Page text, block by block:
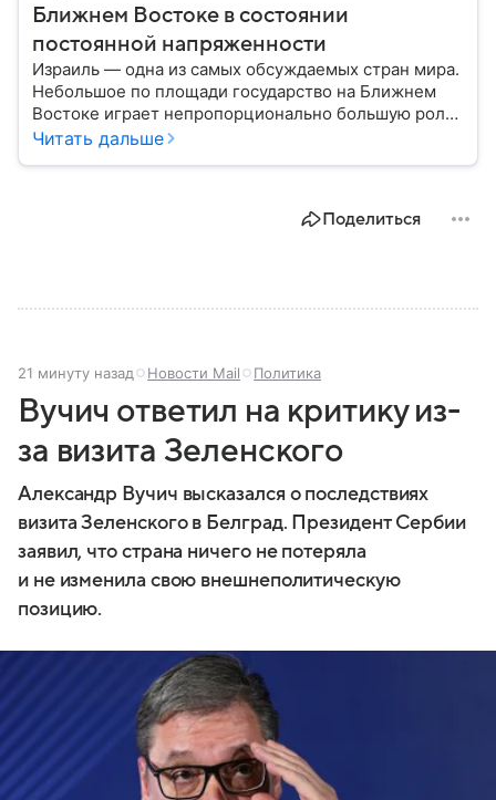
Ближнем Востоке в состоянии
постоянной напряженности
Израиль — одна из самых обсуждаемых стран мира.
Небольшое по площади государство на Ближнем
Востоке играет непропорционально большую роль
в международной политике, безопасности и
Читать дальше
Поделиться
21 минуту назад Новости Mail Политика
Вучич ответил на критику из-
за визита Зеленского
Александр Вучич высказался о последствиях
визита Зеленского в Белград. Президент Сербии
заявил, что страна ничего не потеряла
и не изменила свою внешнеполитическую
позицию.